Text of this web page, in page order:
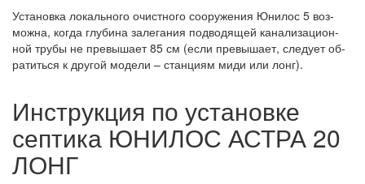
Ус­та­нов­ка ло­каль­но­го очис­тно­го со­ору­же­ния Юни­лос 5 воз­
мож­на, ког­да глу­би­на за­ле­га­ния под­во­дя­щей ка­на­ли­за­ци­он­
ной тру­бы не пре­вы­ша­ет 85 см (ес­ли пре­вы­ша­ет, сле­ду­ет об­
ра­тить­ся к дру­гой мо­де­ли – стан­ци­ям ми­ди или лонг).
Инструкция по установке
септика ЮНИЛОС АСТРА 20
ЛОНГ